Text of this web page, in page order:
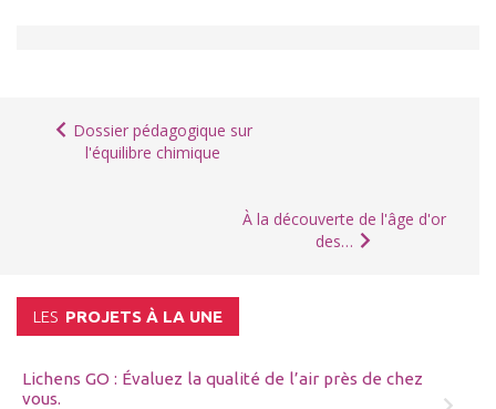
Dossier pédagogique sur
l'équilibre chimique
À la découverte de l'âge d'or
des…
LES PROJETS À LA UNE
Lichens GO : Évaluez la qualité de l’air près de chez
vous.